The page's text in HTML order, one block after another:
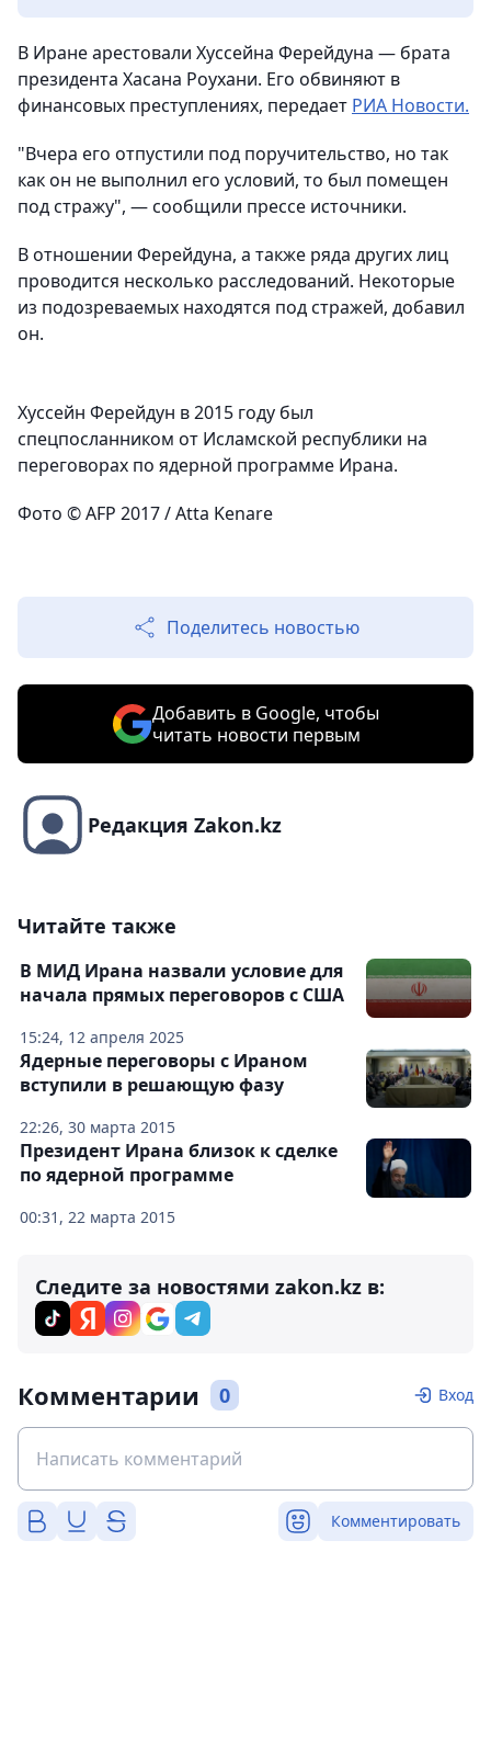
В Иране арестовали Хуссейна Ферейдуна — брата
президента Хасана Роухани. Его обвиняют в
финансовых преступлениях, передает РИА Новости.
"Вчера его отпустили под поручительство, но так
как он не выполнил его условий, то был помещен
под стражу", — сообщили прессе источники.
В отношении Ферейдуна, а также ряда других лиц
проводится несколько расследований. Некоторые
из подозреваемых находятся под стражей, добавил
он.
Хуссейн Ферейдун в 2015 году был
спецпосланником от Исламской республики на
переговорах по ядерной программе Ирана.
Фото © AFP 2017 / Atta Kenare
Поделитесь новостью
Добавить в Google, чтобы
читать новости первым
Редакция Zakon.kz
Читайте также
15:24, 12 апреля 2025
В МИД Ирана назвали условие для
начала прямых переговоров с США
22:26, 30 марта 2015
Ядерные переговоры с Ираном
вступили в решающую фазу
00:31, 22 марта 2015
Президент Ирана близок к сделке
по ядерной программе
Следите за новостями zakon.kz в:
Комментарии 0 Вход
Комментировать